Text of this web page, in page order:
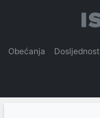
Obećanja Dosljednost